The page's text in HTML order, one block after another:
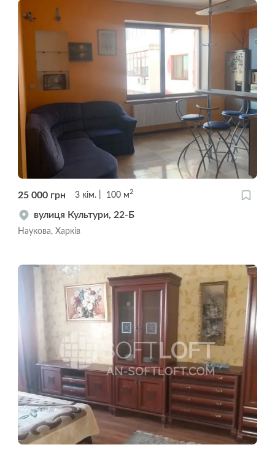
25 000 грн 3 кім. 100 м2
вулиця Культури, 22-Б
Наукова, Харків